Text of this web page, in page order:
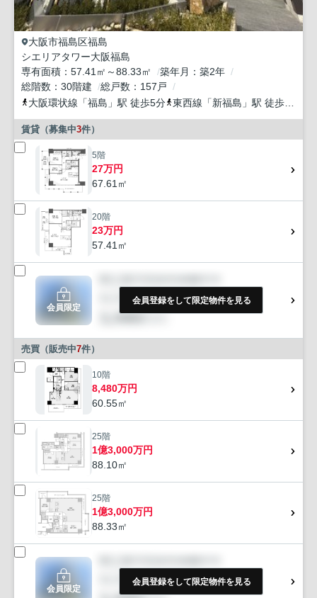
大阪市福島区福島
シエリアタワー大阪福島
専有面積
57.41㎡～88.33㎡ 築年月
築2年
総階数
30階建 総戸数
157戸
大阪環状線 「福島 」駅 徒歩5分 東西線 「新福島 」駅 徒歩8分
賃貸（募集中3件）
5階
27万円
67.61㎡
20階
23万円
57.41㎡
会員限定
会員登録をして限定物件を見る
売買（販売中7件）
10階
8,480万円
60.55㎡
25階
1億3,000万円
88.10㎡
25階
1億3,000万円
88.33㎡
会員限定
会員登録をして限定物件を見る